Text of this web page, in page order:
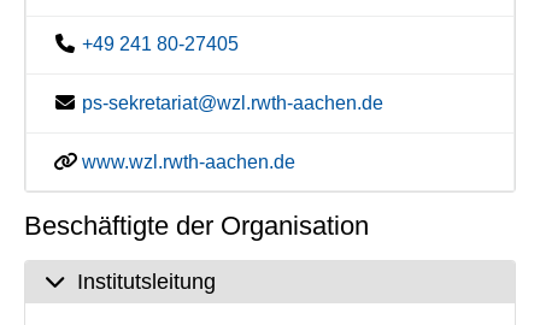
+49 241 80-27405
ps-sekretariat@wzl.rwth-aachen.de
www.wzl.rwth-aachen.de
Beschäftigte der Organisation
Institutsleitung